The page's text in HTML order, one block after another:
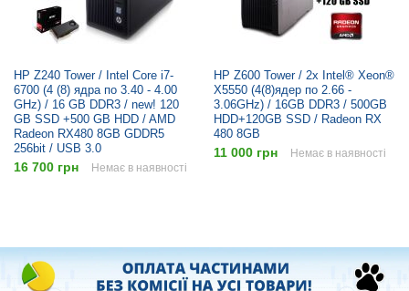
HP Z240 Tower / Intel Core i7-
6700 (4 (8) ядра по 3.40 - 4.00
GHz) / 16 GB DDR3 / new! 120
GB SSD +500 GB HDD / AMD
Radeon RX480 8GB GDDR5
256bit / USB 3.0
16 700 грн Немає в наявності
HP Z600 Tower / 2x Intel® Xeon®
X5550 (4(8)ядер по 2.66 -
3.06GHz) / 16GB DDR3 / 500GB
HDD+120GB SSD / Radeon RX
480 8GB
11 000 грн Немає в наявності